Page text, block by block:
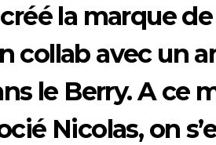
la marque
collab avec un
le Berry. A ce
Nicolas, on